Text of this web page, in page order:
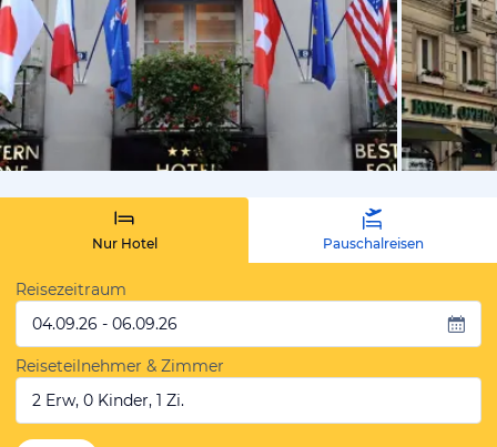
vom
Nur Hotel Pauschalreisen
Reisezeitraum
04.09.26 - 06.09.26
Reiseteilnehmer & Zimmer
2 Erw, 0 Kinder, 1 Zi.